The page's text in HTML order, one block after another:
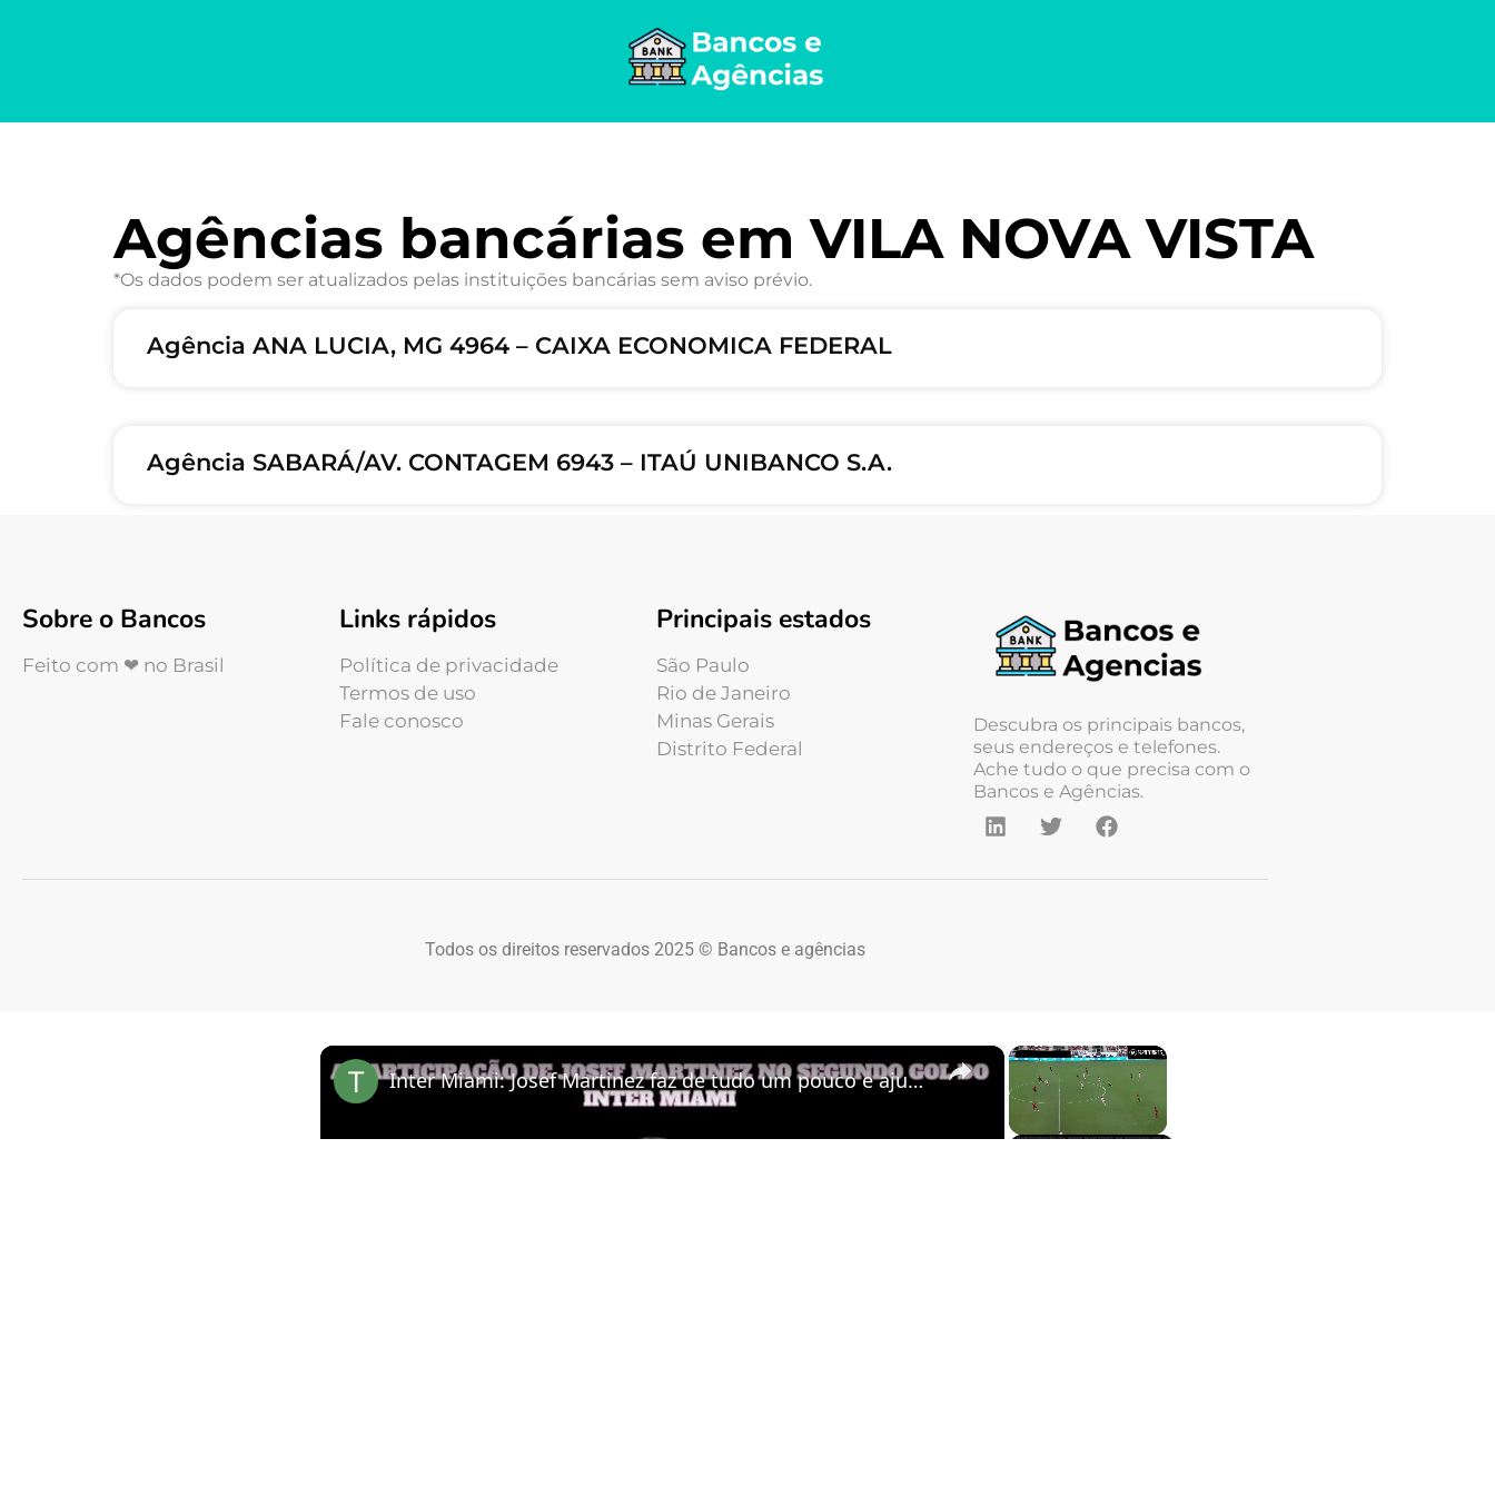
Agências bancárias em VILA NOVA VISTA
*Os dados podem ser atualizados pelas instituições bancárias sem aviso prévio.
Agência ANA LUCIA, MG 4964 – CAIXA ECONOMICA FEDERAL
Agência SABARÁ/AV. CONTAGEM 6943 – ITAÚ UNIBANCO S.A.
Sobre o Bancos
Feito com ❤ no Brasil
Links rápidos
Política de privacidade
Termos de uso
Fale conosco
Principais estados
São Paulo
Rio de Janeiro
Minas Gerais
Distrito Federal
Descubra os principais bancos,
seus endereços e telefones.
Ache tudo o que precisa com o
Bancos e Agências.
Todos os direitos reservados 2025 © Bancos e agências
×
×
Inter Miami: Josef Martinez faz de tudo um pouco e ajuda Messi a marcar